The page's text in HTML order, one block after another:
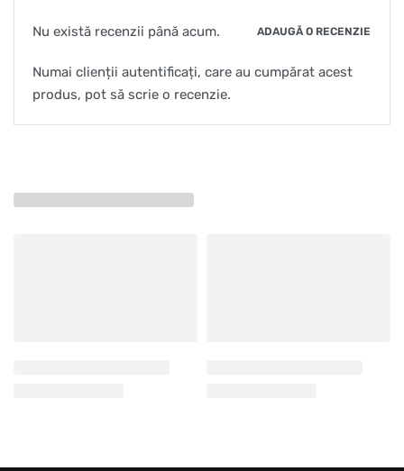
Nu există recenzii până acum. ADAUGĂ O RECENZIE
Numai clienții autentificați, care au cumpărat acest
produs, pot să scrie o recenzie.